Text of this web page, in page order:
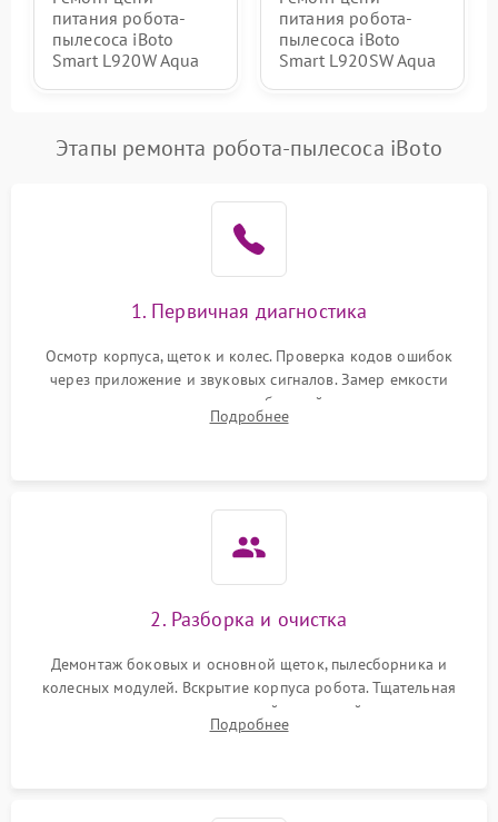
питания робота-
пылесоса iBoto
Smart L920W Aqua
питания робота-
пылесоса iBoto
Smart L920SW Aqua
Этапы ремонта робота-пылесоса iBoto
1. Первичная диагностика
Осмотр корпуса, щеток и колес. Проверка кодов ошибок
через приложение и звуковых сигналов. Замер емкости
аккумулятора и тестирование базовой станции зарядки.
Оценка работы лидара, бампера и датчиков падения для
Подробнее
2. Разборка и очистка
Демонтаж боковых и основной щеток, пылесборника и
колесных модулей. Вскрытие корпуса робота. Тщательная
очистка внутренних полостей, шестерней и плат от
скопившейся пыли, волос и шерсти животных с
Подробнее